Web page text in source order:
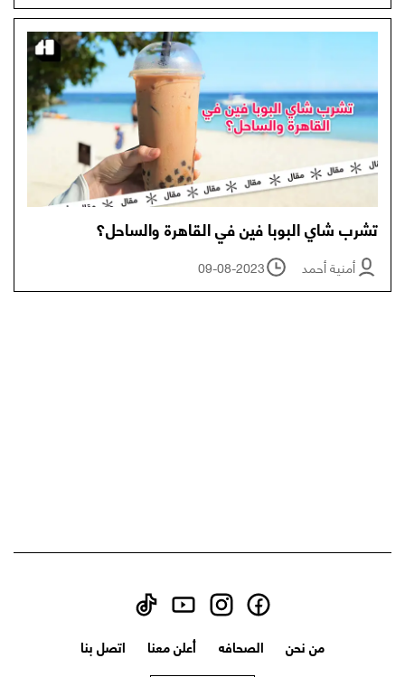
تشرب شاي البوبا فين في القاهرة والساحل؟
أمنية أحمد 09-08-2023
من نحن الصحافه أعلن معنا اتصل بنا